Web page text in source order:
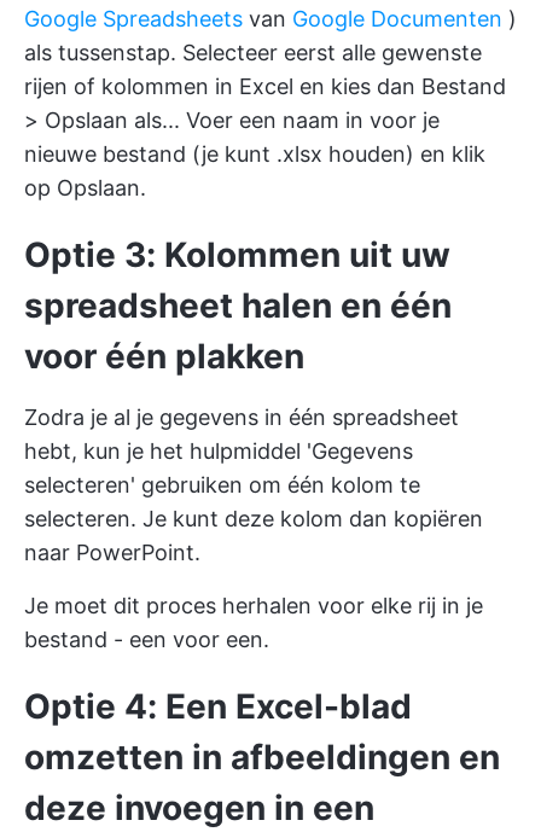
Google Spreadsheets van Google Documenten )
als tussenstap. Selecteer eerst alle gewenste
rijen of kolommen in Excel en kies dan Bestand
> Opslaan als... Voer een naam in voor je
nieuwe bestand (je kunt .xlsx houden) en klik
op Opslaan.
Optie 3: Kolommen uit uw
spreadsheet halen en één
voor één plakken
Zodra je al je gegevens in één spreadsheet
hebt, kun je het hulpmiddel 'Gegevens
selecteren' gebruiken om één kolom te
selecteren. Je kunt deze kolom dan kopiëren
naar PowerPoint.
Je moet dit proces herhalen voor elke rij in je
bestand - een voor een.
Optie 4: Een Excel-blad
omzetten in afbeeldingen en
deze invoegen in een